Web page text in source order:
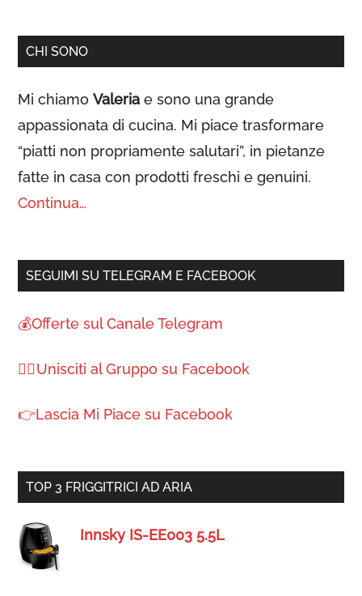
premi
invio...
CHI SONO
Mi chiamoValeria e sono una grande
appassionata di cucina. Mi piace trasformare
“piatti non propriamente salutari”, in pietanze
fatte in casa con prodotti freschi e genuini.
Continua…
SEGUIMI SU TELEGRAM E FACEBOOK
💰Offerte sul Canale Telegram
🙋‍♀️ Unisciti al Gruppo su Facebook
👉Lascia Mi Piace su Facebook
TOP 3 FRIGGITRICI AD ARIA
Innsky IS-EE003 5.5L